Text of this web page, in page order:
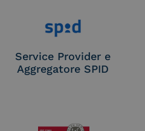
Service Provider e
Aggregatore SPID